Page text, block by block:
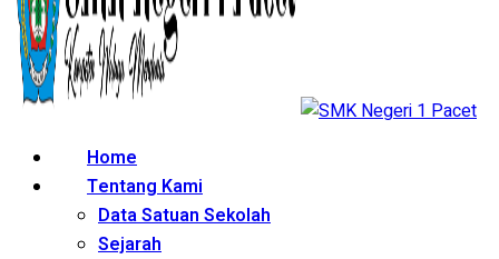
Home
Tentang Kami
Data Satuan Sekolah
Sejarah